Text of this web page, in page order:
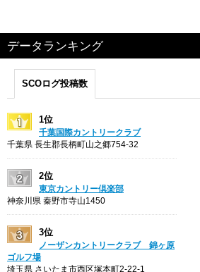
データランキング
SCOログ投稿数
1位
千葉国際カントリークラブ
千葉県 長生郡長柄町山之郷754-32
2位
東京カントリー倶楽部
神奈川県 秦野市寺山1450
3位
ノーザンカントリークラブ 錦ヶ原
ゴルフ場
埼玉県 さいたま市西区塚本町2-22-1